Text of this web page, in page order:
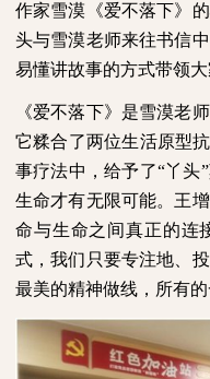
作家雪漠《爱不落下》
头与雪漠老师来往书信
易懂讲故事的方式带领
《爱不落下》是雪漠老
它糅合了两位生活原型
事疗法中，给予了“丫头
生命才有无限可能。王
命与生命之间真正的连
式，我们只要专注地、
最美的精神做线，所有的